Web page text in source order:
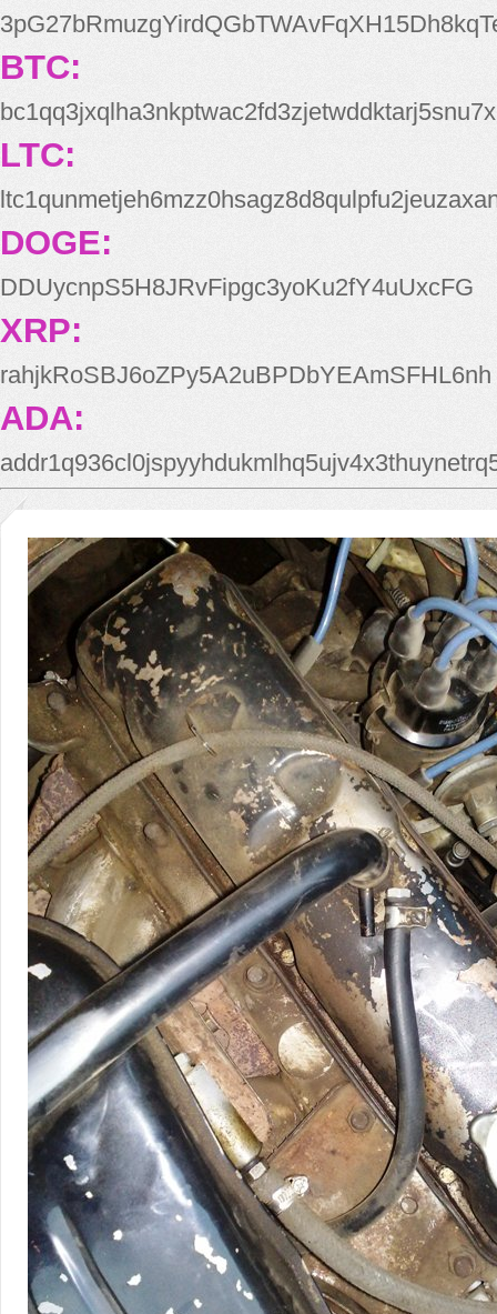
BTC:
bc1qq3jxqlha3nkptwac2fd3zjetwddktarj5snu7x
LTC:
DOGE:
DDUycnpS5H8JRvFipgc3yoKu2fY4uUxcFG
XRP:
rahjkRoSBJ6oZPy5A2uBPDbYEAmSFHL6nh
ADA: